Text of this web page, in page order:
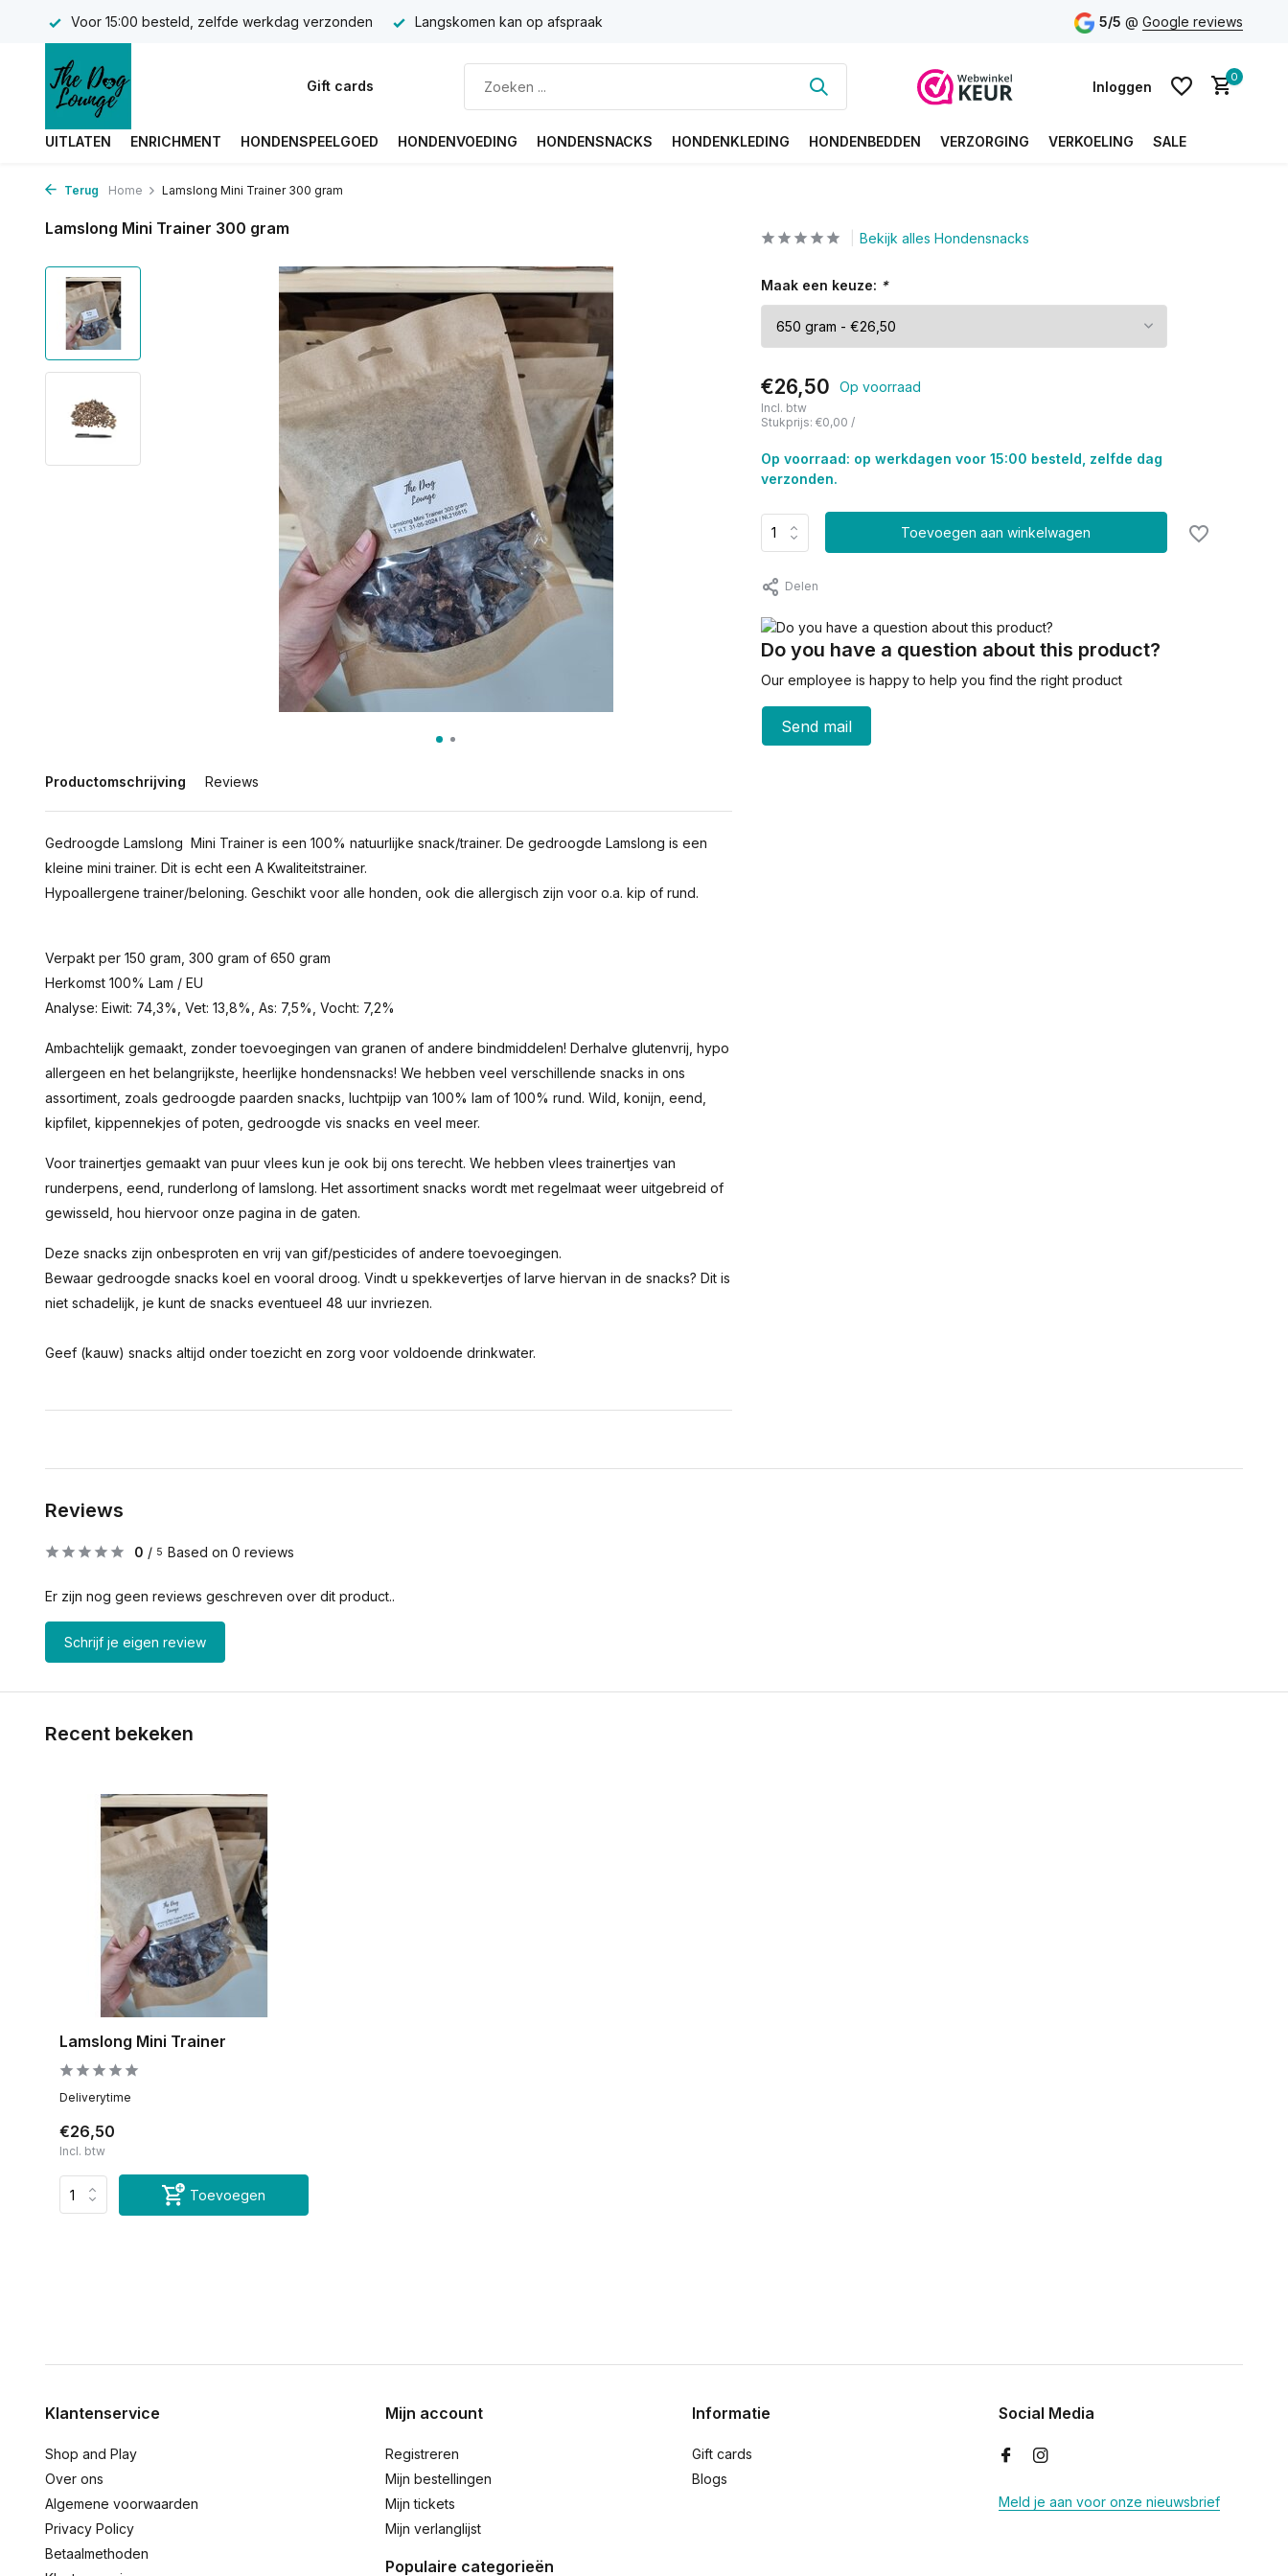
Voor 15:00 besteld, zelfde werkdag verzonden Langskomen kan op afspraak 5/5 @ Google reviews
Gift cards Inloggen
0
UITLATEN ENRICHMENT HONDENSPEELGOED HONDENVOEDING HONDENSNACKS HONDENKLEDING HONDENBEDDEN VERZORGING VERKOELING SALE
Terug Home Lamslong Mini Trainer 300 gram
Lamslong Mini Trainer 300 gram
Productomschrijving Reviews
Gedroogde Lamslong Mini Trainer is een 100% natuurlijke snack/trainer. De gedroogde Lamslong is een
kleine mini trainer. Dit is echt een A Kwaliteitstrainer.
Hypoallergene trainer/beloning. Geschikt voor alle honden, ook die allergisch zijn voor o.a. kip of rund.
Verpakt per 150 gram, 300 gram of 650 gram
Herkomst 100% Lam / EU
Analyse: Eiwit: 74,3%, Vet: 13,8%, As: 7,5%, Vocht: 7,2%
Ambachtelijk gemaakt, zonder toevoegingen van granen of andere bindmiddelen! Derhalve glutenvrij, hypo
allergeen en het belangrijkste, heerlijke hondensnacks! We hebben veel verschillende snacks in ons
assortiment, zoals gedroogde paarden snacks, luchtpijp van 100% lam of 100% rund. Wild, konijn, eend,
kipfilet, kippennekjes of poten, gedroogde vis snacks en veel meer.
Voor trainertjes gemaakt van puur vlees kun je ook bij ons terecht. We hebben vlees trainertjes van
runderpens, eend, runderlong of lamslong. Het assortiment snacks wordt met regelmaat weer uitgebreid of
gewisseld, hou hiervoor onze pagina in de gaten.
Deze snacks zijn onbesproten en vrij van gif/pesticides of andere toevoegingen.
Bewaar gedroogde snacks koel en vooral droog. Vindt u spekkevertjes of larve hiervan in de snacks? Dit is
niet schadelijk, je kunt de snacks eventueel 48 uur invriezen.
Geef (kauw) snacks altijd onder toezicht en zorg voor voldoende drinkwater.
Bekijk alles Hondensnacks
Maak een keuze: *
€26,50 Op voorraad
Incl. btw
Stukprijs: €0,00 /
Op voorraad: op werkdagen voor 15:00 besteld, zelfde dag
verzonden.
Toevoegen aan winkelwagen
Delen
Do you have a question about this product?
Our employee is happy to help you find the right product
Send mail
Reviews
0 / 5 Based on 0 reviews
Er zijn nog geen reviews geschreven over dit product..
Schrijf je eigen review
Recent bekeken
Lamslong Mini Trainer
Deliverytime
€26,50
Incl. btw
Toevoegen
Klantenservice
Shop and Play
Over ons
Algemene voorwaarden
Privacy Policy
Betaalmethoden
Mijn account
Registreren
Mijn bestellingen
Mijn tickets
Mijn verlanglijst
Populaire categorieën
Informatie
Gift cards
Blogs
Social Media
Meld je aan voor onze nieuwsbrief